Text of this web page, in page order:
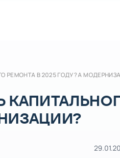
РЕМОНТА В 2025 ГОДУ? А